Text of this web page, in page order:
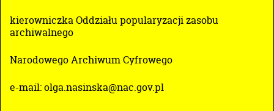
kierowniczka Oddziału popularyzacji zasobu
archiwalnego
Narodowego Archiwum Cyfrowego
e-mail: olga.nasinska@nac.gov.pl